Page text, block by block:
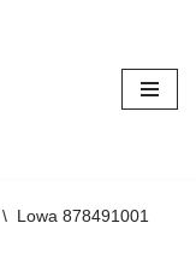
\ Lowa 878491001